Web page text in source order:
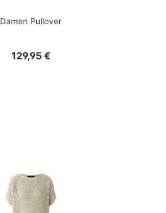
Damen Pullover
Regulärer Preis:
129,95 €